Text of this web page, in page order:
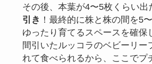
その後、本葉が4〜5枚くらい出
引き ！最終的に株と株の間を5
ゆったり育てるスペースを確保
間引いたルッコラのベビーリー
れて食べられるから、ここでプ